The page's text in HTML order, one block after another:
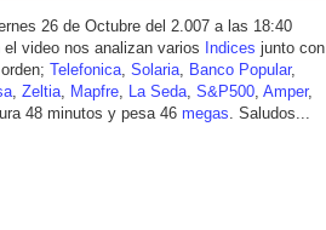
26 de Octubre del 2.007 a las 18:40
video nos analizan varios Indices junto con
Telefonica, Solaria, Banco Popular,
, Zeltia, Mapfre, La Seda, S&P500, Amper,
48 minutos y pesa 46 megas. Saludos...